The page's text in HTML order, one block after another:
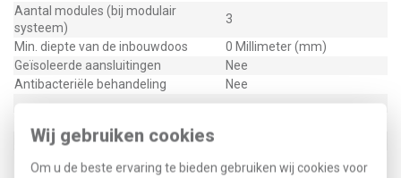
Wij gebruiken cookies
Om u de beste ervaring te bieden gebruiken wij cookies voor
Aantal modules (bij modulair
systeem)
3
Min. diepte van de inbouwdoos
0 Millimeter (mm)
Geïsoleerde aansluitingen
Nee
Antibacteriële behandeling
Nee
EAN (GTIN-13)
Klusspullen artikelnummer
596522